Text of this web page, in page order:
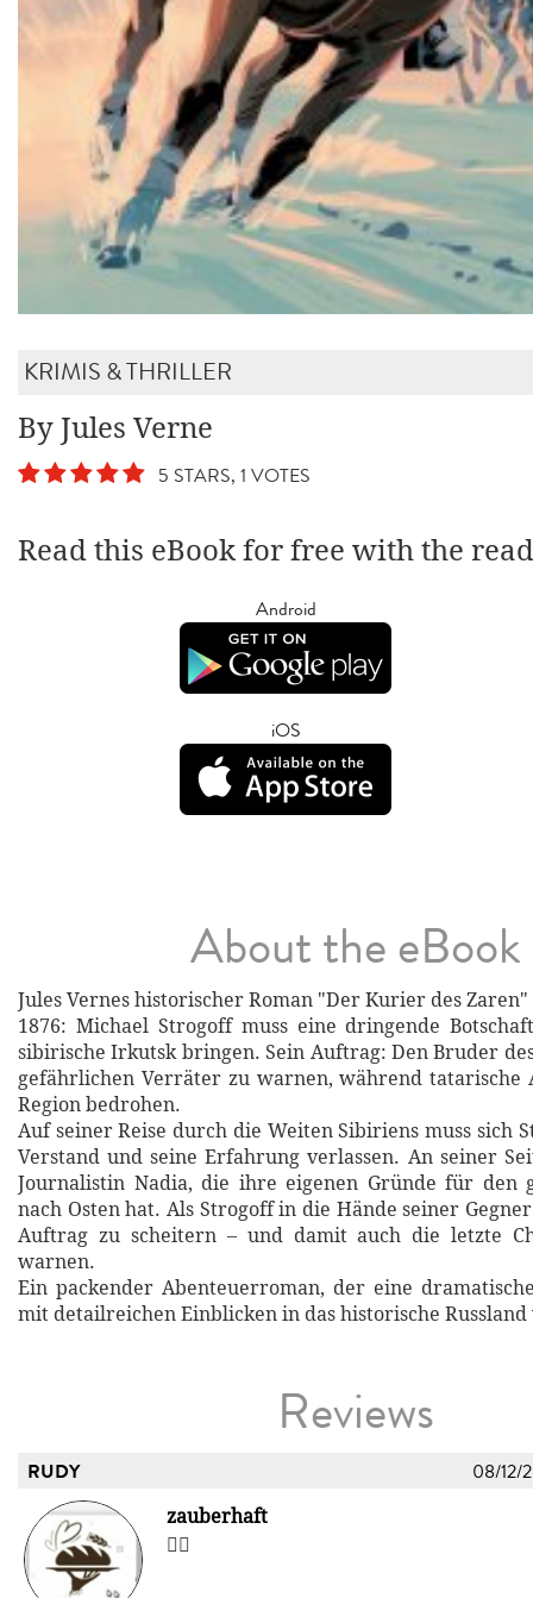
KRIMIS & THRILLER
By Jules Verne
5 STARS, 1 VOTES
Read this eBook for free with the
Android
iOS
About the eBook
Jules Vernes historischer Roman "Der Kurier des
1876: Michael Strogoff muss eine dringende
sibirische Irkutsk bringen. Sein Auftrag: Den Bruder
gefährlichen Verräter zu warnen, während tatarische
Region bedrohen.
Auf seiner Reise durch die Weiten Sibiriens muss sich
Verstand und seine Erfahrung verlassen. An seiner
Journalistin Nadia, die ihre eigenen Gründe für den
nach Osten hat. Als Strogoff in die Hände seiner
Auftrag zu scheitern – und damit auch die letzte
warnen.
Ein packender Abenteuerroman, der eine
mit detailreichen Einblicken in das historische
Reviews
RUDY 08/12/
zauberhaft
👍🏾